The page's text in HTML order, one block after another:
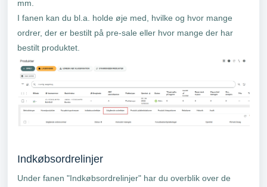
mm.
I fanen kan du bl.a. holde øje med, hvilke og hvor mange
ordrer, der er bestilt på pre-sale eller hvor mange der har
bestilt produktet.
Indkøbsordrelinjer
Under fanen "Indkøbsordrelinjer" har du overblik over de